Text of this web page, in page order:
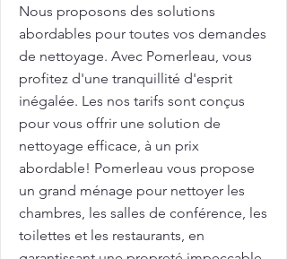
Nous proposons des solutions
abordables pour toutes vos demandes
de nettoyage. Avec Pomerleau, vous
profitez d'une tranquillité d'esprit
inégalée. Les nos tarifs sont conçus
pour vous offrir une solution de
nettoyage efficace, à un prix
abordable! Pomerleau vous propose
un grand ménage pour nettoyer les
chambres, les salles de conférence, les
toilettes et les restaurants, en